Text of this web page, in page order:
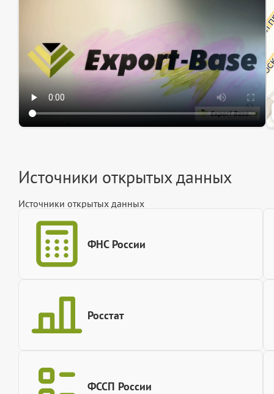
Источники открытых данных
Источники открытых данных
ФНС России
Росстат
ФССП России